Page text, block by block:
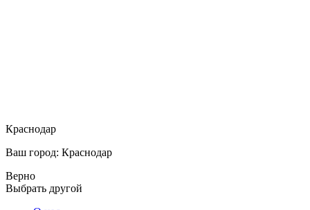
Краснодар
Ваш город: Краснодар
Верно
Выбрать другой